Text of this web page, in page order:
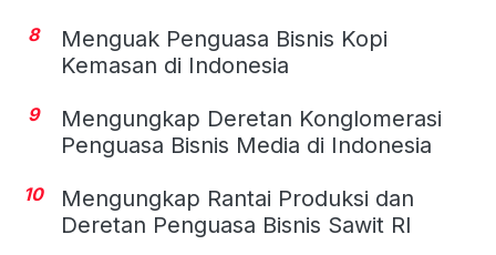
8
Menguak Penguasa Bisnis Kopi
Kemasan di Indonesia
9
Mengungkap Deretan Konglomerasi
Penguasa Bisnis Media di Indonesia
10
Mengungkap Rantai Produksi dan
Deretan Penguasa Bisnis Sawit RI